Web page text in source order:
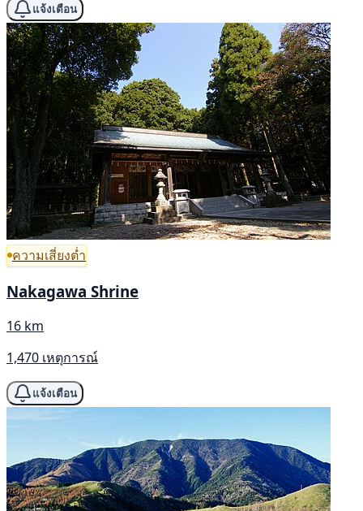
แจ้งเตือน
ความเสี่ยงต่ำ
Nakagawa Shrine
16 km
1,470 เหตุการณ์
แจ้งเตือน